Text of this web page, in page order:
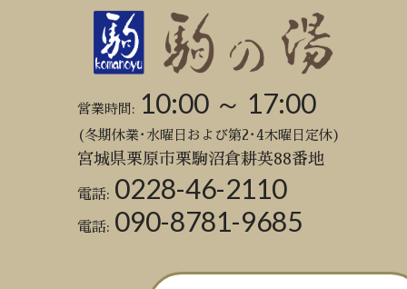
営業時間: 10:00 ～ 17:00
(冬期休業･水曜日および第2･4木曜日定休)
宮城県栗原市栗駒沼倉耕英88番地
電話: 0228-46-2110
電話: 090-8781-9685